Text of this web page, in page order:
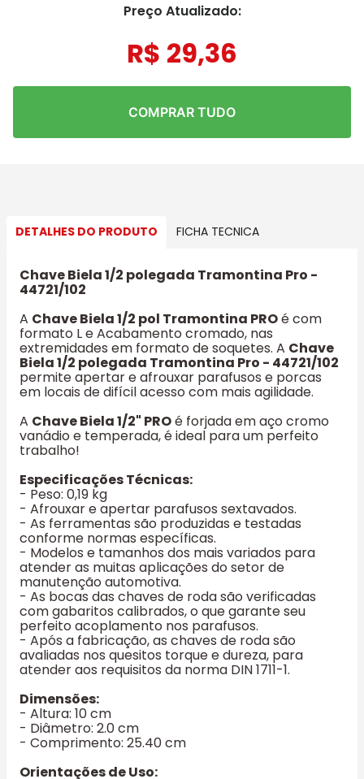
Preço Atualizado:
R$ 29,36
COMPRAR TUDO
DETALHES DO PRODUTO FICHA TECNICA
Chave Biela 1/2 polegada Tramontina Pro -
44721/102
A Chave Biela 1/2 pol Tramontina PROé com
formato L e Acabamento cromado, nas
extremidades em formato de soquetes. A Chave
Biela 1/2 polegada Tramontina Pro - 44721/102
permite apertar e afrouxar parafusos e porcas
em locais de difícil acesso com mais agilidade.
A Chave Biela 1/2" PROé forjada em aço cromo
vanádio e temperada, é ideal para um perfeito
trabalho!
Especificações Técnicas:
- Peso: 0,19 kg
- Afrouxar e apertar parafusos sextavados.
- As ferramentas são produzidas e testadas
conforme normas específicas.
- Modelos e tamanhos dos mais variados para
atender as muitas aplicações do setor de
manutenção automotiva.
- As bocas das chaves de roda são verificadas
com gabaritos calibrados, o que garante seu
perfeito acoplamento nos parafusos.
- Após a fabricação, as chaves de roda são
avaliadas nos quesitos torque e dureza, para
atender aos requisitos da norma DIN 1711-1.
Dimensões:
- Altura: 10 cm
- Diâmetro: 2.0 cm
- Comprimento: 25.40 cm
Orientações de Uso: